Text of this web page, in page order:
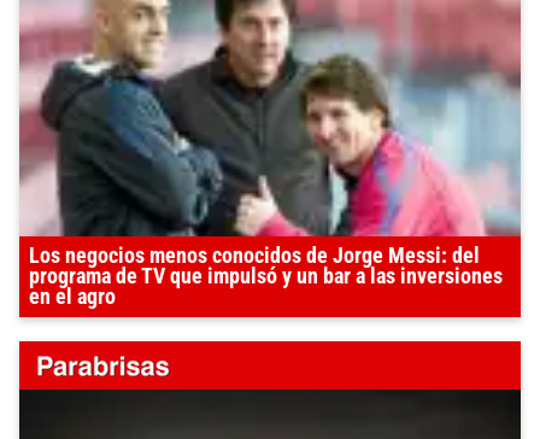
Los negocios menos conocidos de Jorge Messi: del
programa de TV que impulsó y un bar a las inversiones
en el agro